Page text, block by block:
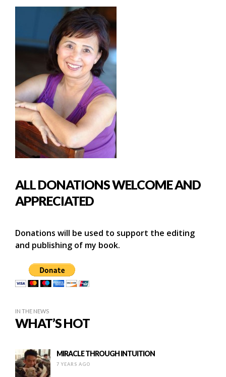
ALL DONATIONS WELCOME AND
APPRECIATED
Donations will be used to support the editing
and publishing of my book.
IN THE NEWS
WHAT’S HOT
MIRACLE THROUGH INTUITION
7 YEARS AGO